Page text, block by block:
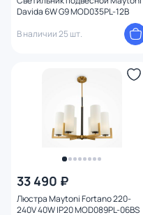
Davida 6W G9 MOD035PL-12B
В наличии 25 шт.
33 490 ₽
Люстра Maytoni Fortano 220-
240V 40W IP20 MOD089PL-06BS